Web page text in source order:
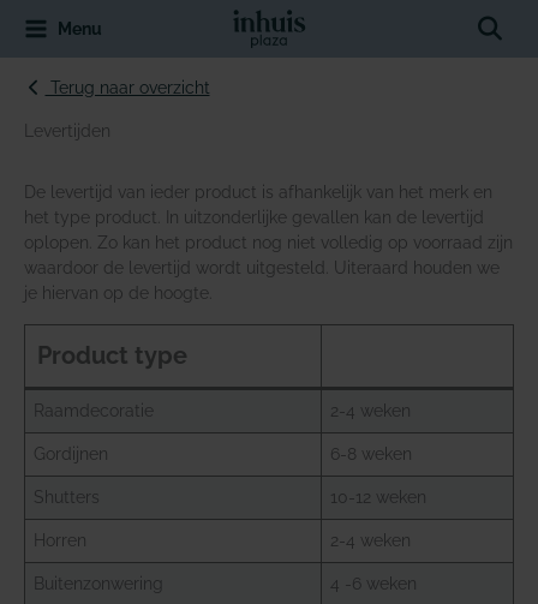
naar
inhoud
Menu
Terug naar overzicht
Levertijden
De levertijd van ieder product is afhankelijk van het merk en
het type product. In uitzonderlijke gevallen kan de levertijd
oplopen. Zo kan het product nog niet volledig op voorraad zijn
waardoor de levertijd wordt uitgesteld. Uiteraard houden we
je hiervan op de hoogte.
Product type
Raamdecoratie 2-4 weken
Gordijnen 6-8 weken
Shutters 10-12 weken
Horren 2-4 weken
Buitenzonwering 4 -6 weken